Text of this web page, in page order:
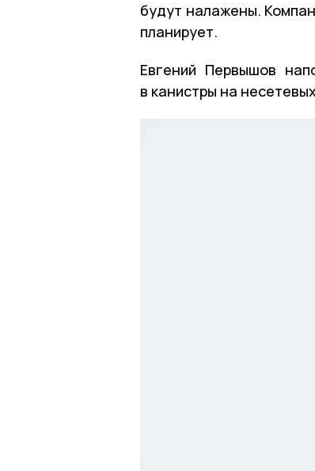
будут налажены.
планирует.
Евгений Первышов
в канистры на